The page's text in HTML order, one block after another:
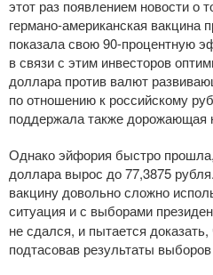
этот раз появлением новости о
германо-американская вакцина
показала свою90-процентную
в связи с этим инвесторов
доллара против валют
по отношению к российскому
поддержала также дорожающая
Однако эйфория быстро
доллара вырос до 77,3875
вакцину довольно сложно
ситуация и с выборами
не сдался, и пытается
подтасовав результаты